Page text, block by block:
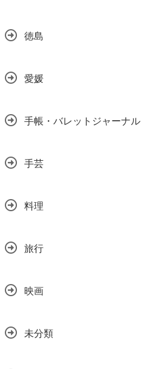
徳島
愛媛
手帳・バレットジャーナル
手芸
料理
旅行
映画
未分類